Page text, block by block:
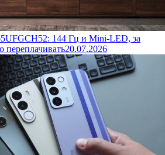
144 Гц и Mini-LED, за
переплачивать20.07.2026